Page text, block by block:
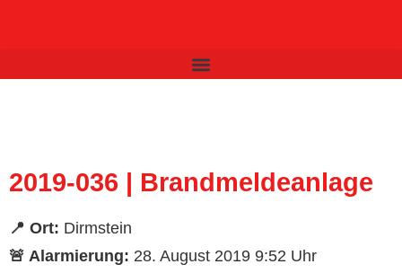
2019-036 | Brandmeldeanlage
📍 Ort: Dirmstein
🚨 Alarmierung: 28. August 2019 9:52 Uhr